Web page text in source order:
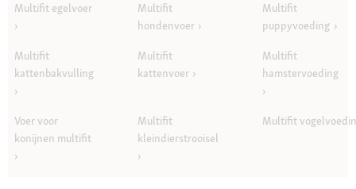
Multifit egelvoer
Multifit
hondenvoer
Multifit
puppyvoeding
Multifit
kattenbakvulling
Multifit
kattenvoer
Multifit
hamstervoeding
Voer voor
konijnen multifit
Multifit
kleindierstrooisel
Multifit